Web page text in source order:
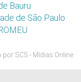
Bauru
de São Paulo
por SCS - Mídias Online